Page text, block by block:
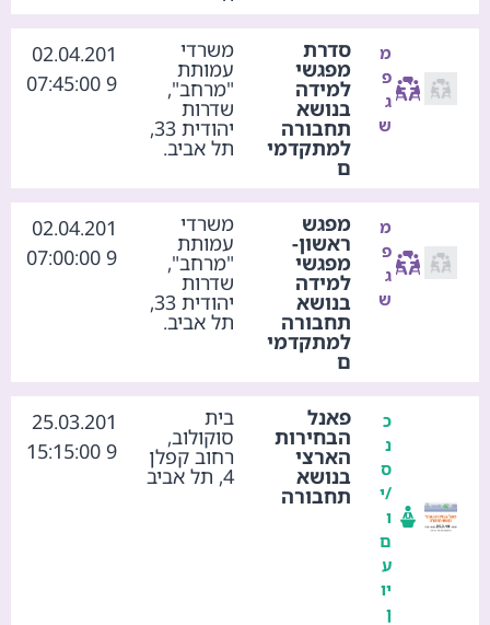
מ
פ
ג
ש
סדרת
מפגשי
למידה
בנושא
תחבורה
למתקדמי
ם
משרדי
עמותת
"מרחב",
שדרות
יהודית 33,
תל אביב.
02.04.201
9 07:45:00
מ
פ
ג
ש
מפגש
ראשון-
מפגשי
למידה
בנושא
תחבורה
למתקדמי
ם
משרדי
עמותת
"מרחב",
שדרות
יהודית 33,
תל אביב.
02.04.201
9 07:00:00
כ
נ
ס
/י
ו
ם
ע
יו
ן
פאנל
הבחירות
הארצי
בנושא
תחבורה
בית
סוקולוב,
רחוב קפלן
4, תל אביב
25.03.201
9 15:15:00